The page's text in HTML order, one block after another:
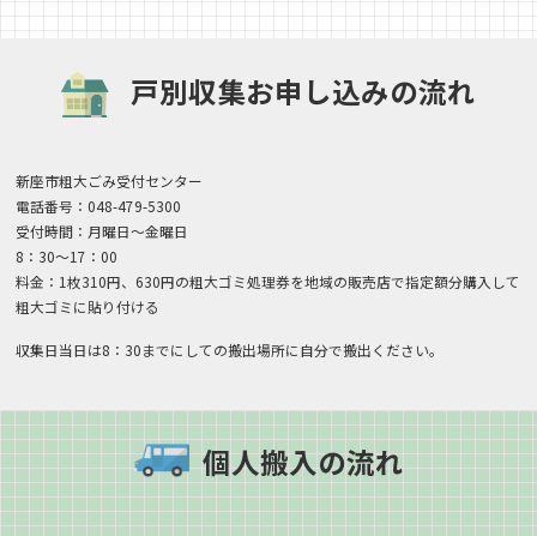
戸別収集お申し込みの流れ
新座市粗大ごみ受付センター
電話番号：048-479-5300
受付時間：月曜日〜金曜日
8：30〜17：00
料金：1枚310円、630円の粗大ゴミ処理券を地域の販売店で指定額分購入して
粗大ゴミに貼り付ける
収集日当日は8：30までにしての搬出場所に自分で搬出ください。
個人搬入の流れ